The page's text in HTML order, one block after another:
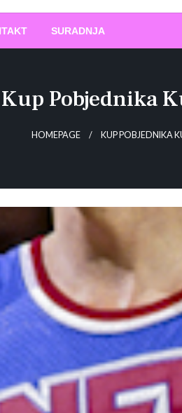
SURADNJA
Kup Pobjednika
HOMEPAGE KUP POBJEDNIKA